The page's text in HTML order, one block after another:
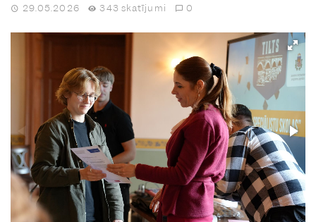
29.05.2026 343 skatījumi 0